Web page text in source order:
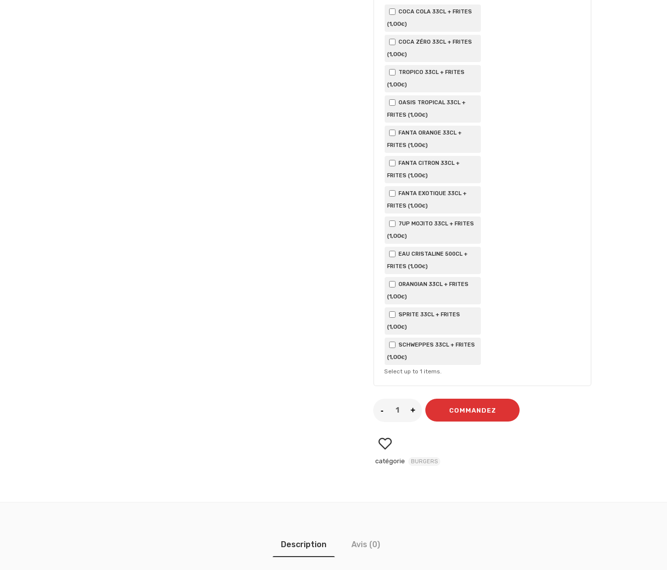
COCA COLA 33CL + FRITES
(1,00€)
COCA ZÉRO 33CL + FRITES
(1,00€)
TROPICO 33CL + FRITES
(1,00€)
OASIS TROPICAL 33CL +
FRITES (1,00€)
FANTA ORANGE 33CL +
FRITES (1,00€)
FANTA CITRON 33CL +
FRITES (1,00€)
FANTA EXOTIQUE 33CL +
FRITES (1,00€)
7UP MOJITO 33CL + FRITES
(1,00€)
EAU CRISTALINE 500CL +
FRITES (1,00€)
ORANGIAN 33CL + FRITES
(1,00€)
SPRITE 33CL + FRITES
(1,00€)
SCHWEPPES 33CL + FRITES
(1,00€)
Select up to 1 items.
COMMANDEZ
catégorie BURGERS
Description Avis (0)